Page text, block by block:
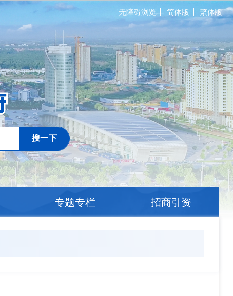
无障碍浏览 简体版 繁体版
搜一下
专题专栏 招商引资